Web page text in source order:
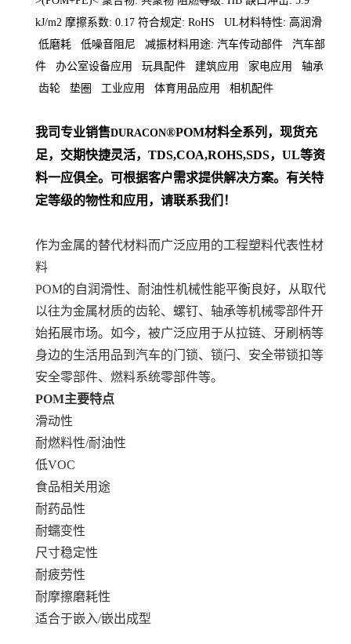
kJ/m2 摩擦系数: 0.17 符合规定: RoHS UL材料特性: 高润滑
低磨耗 低噪音阻尼 减振材料用途: 汽车传动部件 汽车部
件 办公室设备应用 玩具配件 建筑应用 家电应用 轴承
齿轮 垫圈 工业应用 体育用品应用 相机配件
我司专业销售DURACON®POM材料全系列 ，现货充
足，交期快捷灵活，TDS,COA,ROHS,SDS，UL等资
料一应俱全。可根据客户需求提供解决方案。 有关特
定等级的物性和应用，请联系我们！
作为金属的替代材料而广泛应用的工程塑料代表性材
料
POM的自润滑性、耐油性机械性能平衡良好，从取代
以往为金属材质的齿轮、螺钉、轴承等机械零部件开
始拓展市场。如今，被广泛应用于从拉链、牙刷柄等
身边的生活用品到汽车的门锁、锁闩、安全带锁扣等
安全零部件、燃料系统零部件等。
POM主要特点
滑动性
耐燃料性/耐油性
低VOC
食品相关用途
耐药品性
耐蠕变性
尺寸稳定性
耐疲劳性
耐摩擦磨耗性
适合于嵌入/嵌出成型